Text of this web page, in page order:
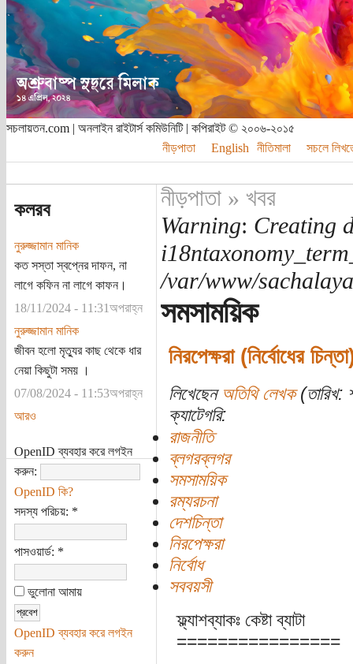
সচলায়তন.com | অনলাইন রাইটার্স কমিউনিটি | কপিরাইট © ২০০৬-২০১৫
নীড়পাতা
English নীতিমালা সচলে
কলরব
নুরুজ্জামান মানিক
কত সস্তা স্বপ্নের দাফন, না
লাগে কফিন না লাগে কাফন।
18/11/2024 - 11:31অপরাহ্ন
নুরুজ্জামান মানিক
জীবন হলো মৃত্যুর কাছ থেকে ধার
নেয়া কিছুটা সময় ।
07/08/2024 - 11:53অপরাহ্ন
আরও
OpenID ব্যবহার করে লগইন
করুন:
OpenID কি?
সদস্য পরিচয়: *
পাসওয়ার্ড: *
ভুলোনা আমায়
OpenID ব্যবহার করে লগইন
করুন
নীড়পাতা» খবর
Warning: Creating
/var/www/
সমসাময়িক
নিরপেক্ষরা (নির্বোধের
লিখেছেন অতিথি লেখক(তারিখ:
ক্যাটেগরি:
রাজনীতি
ব্লগরব্লগর
সমসাময়িক
রম্যরচনা
দেশচিন্তা
নিরপেক্ষরা
নির্বোধ
সববয়সী
ফ্ল্যাশব্যাকঃ কেষ্টা ব্যাটা
================